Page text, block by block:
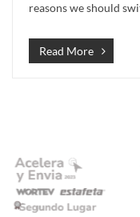
reasons we should
Read More